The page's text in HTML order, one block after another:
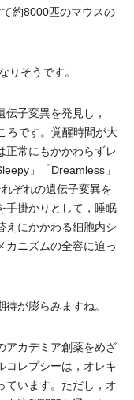
約8000匹のマウスの
りそうです。
子変異を発見し，
ろです。覚醒時間が大
正常にもかかわらずレ
」「Dreamless」
ぞれの遺伝子変異を
手掛かりとして，睡眠
えにかかわる細胞内シ
カニズムの全容に迫っ
が膨らみますね。
カデミア創薬をめざ
コレプシーは，オレキ
ています。ただし，オ